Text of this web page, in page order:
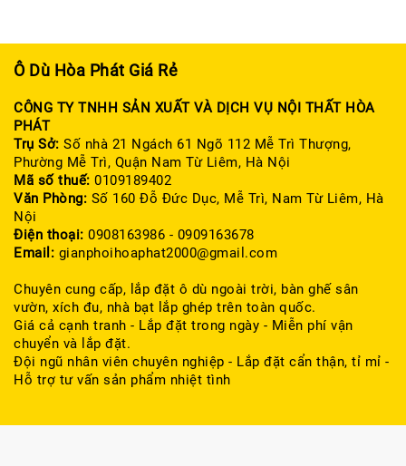
Ô Dù Hòa Phát Giá Rẻ
CÔNG TY TNHH SẢN XUẤT VÀ DỊCH VỤ NỘI THẤT HÒA
PHÁT
Trụ Sở: Số nhà 21 Ngách 61 Ngõ 112 Mễ Trì Thượng,
Phường Mễ Trì, Quận Nam Từ Liêm, Hà Nội
Mã số thuế: 0109189402
Văn Phòng: Số 160 Đỗ Đức Dục, Mễ Trì, Nam Từ Liêm, Hà
Nội
Điện thoại: 0908163986 - 0909163678
Email: gianphoihoaphat2000@gmail.com
Chuyên cung cấp, lắp đặt ô dù ngoài trời, bàn ghế sân
vườn, xích đu, nhà bạt lắp ghép trên toàn quốc.
Giá cả cạnh tranh - Lắp đặt trong ngày - Miễn phí vận
chuyển và lắp đặt.
Đội ngũ nhân viên chuyên nghiệp - Lắp đặt cẩn thận, tỉ mỉ -
Hỗ trợ tư vấn sản phẩm nhiệt tình